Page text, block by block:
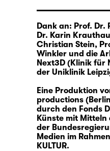
Dank an: Prof. Dr.
Dr. Karin
Christian Stein,
Winkler und die
Next3D (Klinik für
der Uniklinik
Eine Produktion
productions
durch den Fonds
Künste mit
der
Medien im
KULTUR.